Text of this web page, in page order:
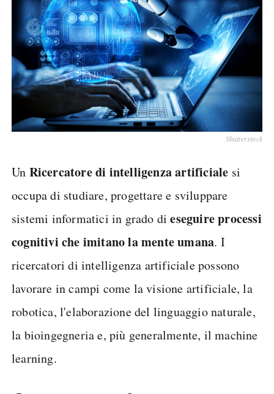
Shutterstock
Un Ricercatore di intelligenza artificiale si
occupa di studiare, progettare e sviluppare
sistemi informatici in grado dieseguire processi
cognitivi che imitano la mente umana. I
ricercatori di intelligenza artificiale possono
lavorare in campi come la visione artificiale, la
robotica, l'elaborazione del linguaggio naturale,
la bioingegneria e, più generalmente, il machine
learning.